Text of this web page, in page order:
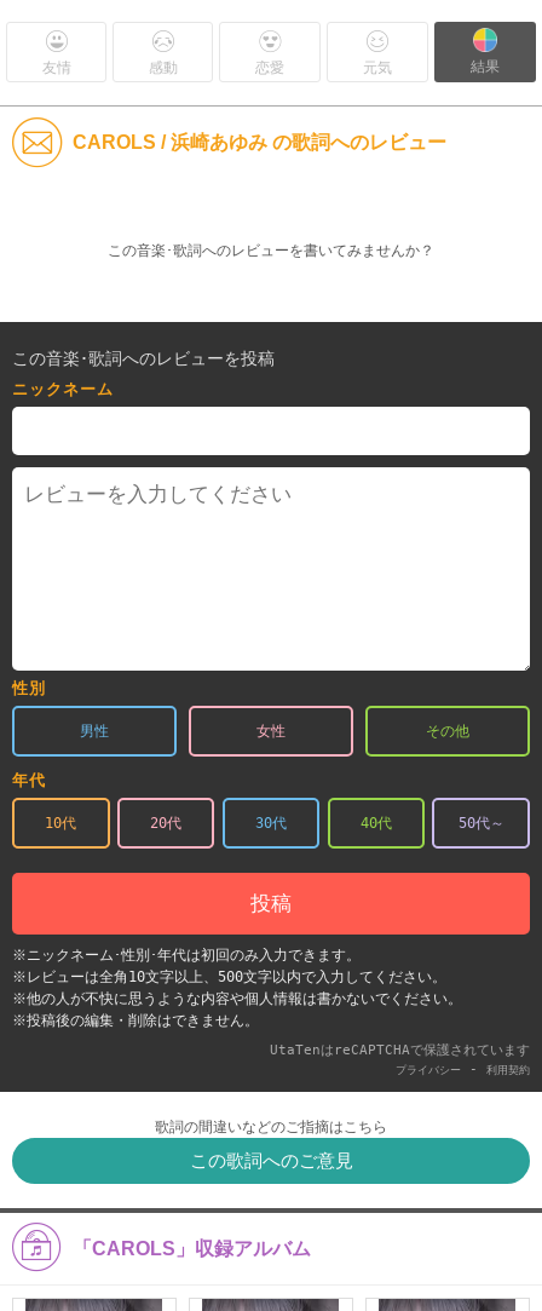
友情 感動 恋愛 元気 結果
CAROLS / 浜崎あゆみ の歌詞へのレビュー
この音楽･歌詞へのレビューを書いてみませんか？
この音楽･歌詞へのレビューを投稿
ニックネーム
性別
男性 女性 その他
年代
10代 20代 30代 40代 50代～
投稿
※ニックネーム･性別･年代は初回のみ入力できます。
※レビューは全角10文字以上、500文字以内で入力してください。
※他の人が不快に思うような内容や個人情報は書かないでください。
※投稿後の編集・削除はできません。
UtaTenはreCAPTCHAで保護されています
プライバシー - 利用契約
歌詞の間違いなどのご指摘はこちら
この歌詞へのご意見
「CAROLS」収録アルバム